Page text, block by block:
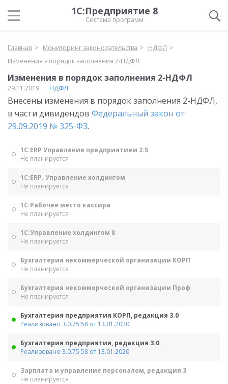
1С:Предприятие 8
Система программ
Главная Мониторинг законодательства
НДФЛ
Изменения в порядок заполнения 2-НДФЛ
Изменения в порядок заполнения 2-НДФЛ
29.11.2019 НДФЛ
Внесены изменения в порядок заполнения 2-НДФЛ,
в части дивидендов Федеральный закон от
29.09.2019 № 325-ФЗ.
1С:ERP Управление предприятием 2.5
Не планируется
1С:ERP. Управление холдингом
Не планируется
1С:Рабочее место кассира
Не планируется
1С:Управление холдингом 8
Не планируется
Бухгалтерия некоммерческой организации КОРП
Не планируется
Бухгалтерия некоммерческой организации Проф
Не планируется
Бухгалтерия предприятия КОРП, редакция 3.0
Реализовано 3.0.75.58 от 13.01.2020
Бухгалтерия предприятия, редакция 3.0
Реализовано 3.0.75.58 от 13.01.2020
Зарплата и управление персоналом, редакция 3
Не планируется